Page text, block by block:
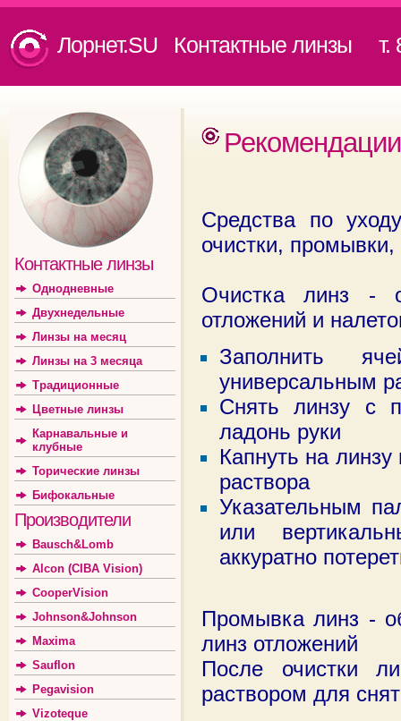
Лорнет.SU Контактные линзы т.
Контактные линзы
Однодневные
Двухнедельные
Линзы на месяц
Линзы на 3 месяца
Традиционные
Цветные линзы
Карнавальные и
клубные
Торические линзы
Бифокальные
Производители
Bausch&Lomb
Alcon (CIBA Vision)
CooperVision
Johnson&Johnson
Maxima
Sauflon
Pegavision
Vizoteque
Средства по
очистки,
Очистка линз -
отложений и
Заполнить
универсальным
Снять линзу с
ладонь руки
Капнуть на
раствора
Указательным
или
аккуратно
Промывка линз -
линз отложений
После очистки
раствором для